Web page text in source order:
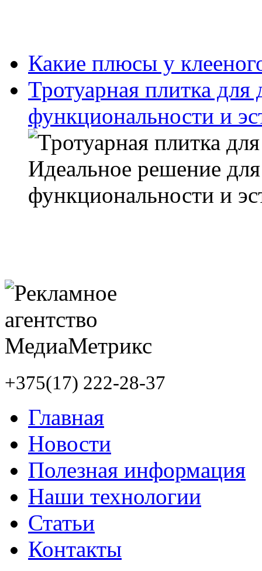
Какие плюсы у
Тротуарная плитка
функциональности и
+375(17) 222-28-37
Главная
Новости
Полезная информация
Наши технологии
Статьи
Контакты